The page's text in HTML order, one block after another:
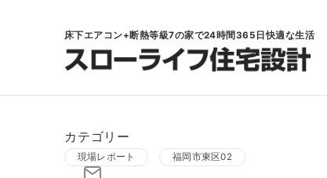
床下エアコン+断熱等級7の家で24時間365日快適な生活
カテゴリー
現場レポート 福岡市東区02